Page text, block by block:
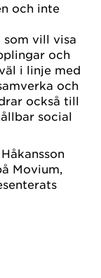
och inte
vill visa
och
i linje med
och
också till
social
Movium,